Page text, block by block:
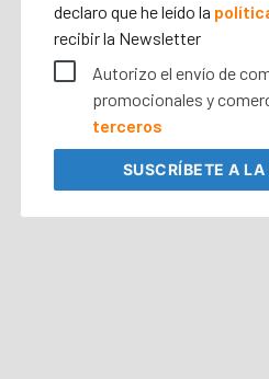
declaro que he leído la
recibir la Newsletter
Autorizo el envío de
promocionales y
terceros
SUSCRÍBETEA LA